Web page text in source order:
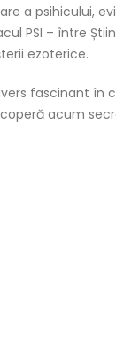
a psihicului,
PSI – între
ezoterice.
fascinant în
acum